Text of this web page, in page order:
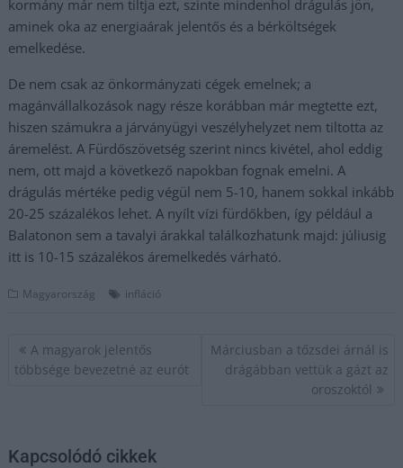
kormány már nem tiltja ezt, szinte mindenhol drágulás jön,
aminek oka az energiaárak jelentős és a bérköltségek
emelkedése.
De nem csak az önkormányzati cégek emelnek; a
magánvállalkozások nagy része korábban már megtette ezt,
hiszen számukra a járványügyi veszélyhelyzet nem tiltotta az
áremelést. A Fürdőszövetség szerint nincs kivétel, ahol eddig
nem, ott majd a következő napokban fognak emelni. A
drágulás mértéke pedig végül nem 5-10, hanem sokkal inkább
20-25 százalékos lehet. A nyílt vízi fürdőkben, így például a
Balatonon sem a tavalyi árakkal találkozhatunk majd: júliusig
itt is 10-15 százalékos áremelkedés várható.
Magyarország infláció
Bejegyzés
navigáció
A magyarok jelentős
többsége bevezetné az eurót
Márciusban a tőzsdei árnál is
drágábban vettük a gázt az
oroszoktól
Kapcsolódó cikkek